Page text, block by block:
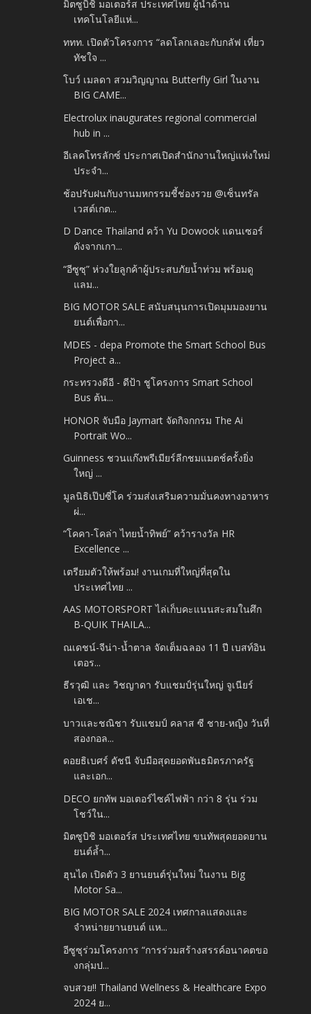
มิตซูบิชิ มอเตอร์ส ประเทศไทย ผู้นำด้าน
เทคโนโลยีแห่...
ททท. เปิดตัวโครงการ “ลดโลกเลอะกับกลัฟ เที่ยว
ทัชใจ ...
โบว์ เมลดา สวมวิญญาณ Butterfly Girl ในงาน
BIG CAME...
Electrolux inaugurates regional commercial
hub in ...
อีเลคโทรลักซ์ ประกาศเปิดสำนักงานใหญ่แห่งใหม่
ประจำ...
ช้อปรับฝนกับงานมหกรรมชี้ช่องรวย @เซ็นทรัล
เวสต์เกต...
D Dance Thailand คว้า Yu Dowook แดนเซอร์
ดังจากเกา...
“อีซูซุ” ห่วงใยลูกค้าผู้ประสบภัยน้ำท่วม พร้อมดู
แลม...
BIG MOTOR SALE สนับสนุนการเปิดมุมมองยาน
ยนต์เพื่อกา...
MDES - depa Promote the Smart School Bus
Project a...
กระทรวงดีอี - ดีป้า ชูโครงการ Smart School
Bus ต้น...
HONOR จับมือ Jaymart จัดกิจกกรม The Ai
Portrait Wo...
Guinness ชวนแก๊งพรีเมียร์ลีกชมแมตช์ครั้งยิ่ง
ใหญ่ ...
มูลนิธิเป๊ปซี่โค ร่วมส่งเสริมความมั่นคงทางอาหาร
ผ่...
“โคคา-โคล่า ไทยน้ำทิพย์” คว้ารางวัล HR
Excellence ...
เตรียมตัวให้พร้อม! งานเกมที่ใหญ่ที่สุดใน
ประเทศไทย ...
AAS MOTORSPORT ไล่เก็บคะแนนสะสมในศึก
B-QUIK THAILA...
ณเดชน์-จีน่า-น้ำตาล จัดเต็มฉลอง 11 ปี เบสท์อิน
เตอร...
ธีรวุฒิ และ วิชญาดา รับแชมป์รุ่นใหญ่ จูเนียร์
เอเช...
บาวและชณิชา รับแชมป์ คลาส ซี ชาย-หญิง วันที่
สองกอล...
ดอยธิเบศร์ ดัชนี จับมือสุดยอดพันธมิตรภาครัฐ
และเอก...
DECO ยกทัพ มอเตอร์ไซค์ไฟฟ้า กว่า 8 รุ่น ร่วม
โชว์ใน...
มิตซูบิชิ มอเตอร์ส ประเทศไทย ขนทัพสุดยอดยาน
ยนต์ล้ำ...
ฮุนได เปิดตัว 3 ยานยนต์รุ่นใหม่ ในงาน Big
Motor Sa...
BIG MOTOR SALE 2024 เทศกาลแสดงและ
จำหน่ายยานยนต์ แห...
อีซูซุร่วมโครงการ “การร่วมสร้างสรรค์อนาคตขอ
งกลุ่มป...
จบสวย!! Thailand Wellness & Healthcare Expo
2024 ย...